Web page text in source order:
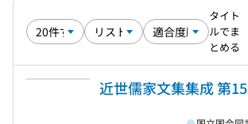
タイト
ルでま
とめる
近世儒家文集集成 第